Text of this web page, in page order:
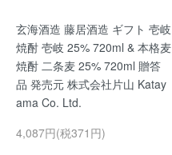
玄海酒造 藤居酒造 ギフト 壱岐
焼酎 壱岐 25% 720ml & 本格麦
焼酎 二条麦 25% 720ml 贈答
品 発売元 株式会社片山 Katay
ama Co. Ltd.
4,087円(税371円)